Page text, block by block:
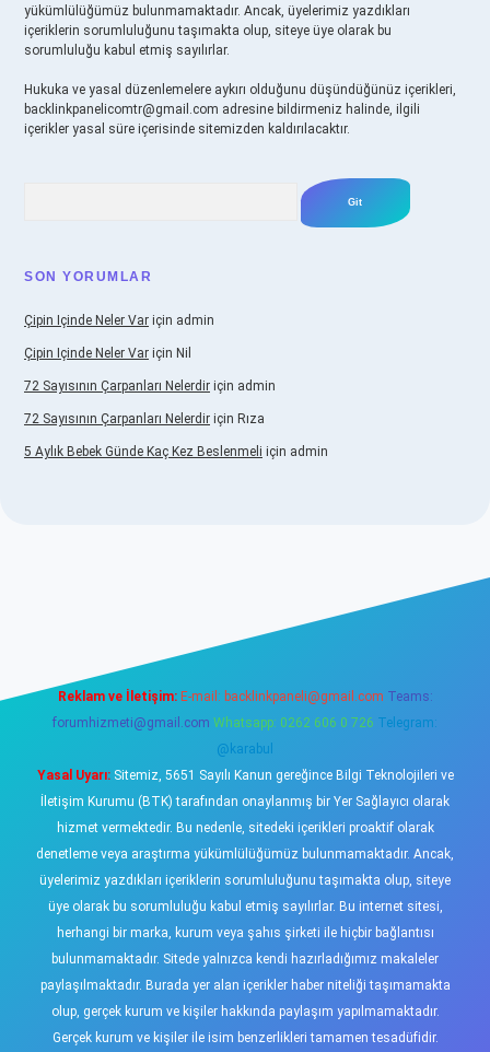
yükümlülüğümüz bulunmamaktadır. Ancak, üyelerimiz yazdıkları
içeriklerin sorumluluğunu taşımakta olup, siteye üye olarak bu
sorumluluğu kabul etmiş sayılırlar.
Hukuka ve yasal düzenlemelere aykırı olduğunu düşündüğünüz içerikleri,
backlinkpanelicomtr@gmail.com adresine bildirmeniz halinde, ilgili
içerikler yasal süre içerisinde sitemizden kaldırılacaktır.
SON YORUMLAR
Çipin Içinde Neler Var için admin
Çipin Içinde Neler Var için Nil
72 Sayısının Çarpanları Nelerdir için admin
72 Sayısının Çarpanları Nelerdir için Rıza
5 Aylık Bebek Günde Kaç Kez Beslenmeli için admin
Reklam ve İletişim: E-mail: backlinkpaneli@gmail.com Teams:
forumhizmeti@gmail.com Whatsapp: 0262 606 0 726 Telegram:
@karabul
Yasal Uyarı:Sitemiz, 5651 Sayılı Kanun gereğince Bilgi Teknolojileri ve
İletişim Kurumu (BTK) tarafından onaylanmış bir Yer Sağlayıcı olarak
hizmet vermektedir. Bu nedenle, sitedeki içerikleri proaktif olarak
denetleme veya araştırma yükümlülüğümüz bulunmamaktadır. Ancak,
üyelerimiz yazdıkları içeriklerin sorumluluğunu taşımakta olup, siteye
üye olarak bu sorumluluğu kabul etmiş sayılırlar. Bu internet sitesi,
herhangi bir marka, kurum veya şahıs şirketi ile hiçbir bağlantısı
bulunmamaktadır. Sitede yalnızca kendi hazırladığımız makaleler
paylaşılmaktadır. Burada yer alan içerikler haber niteliği taşımamakta
olup, gerçek kurum ve kişiler hakkında paylaşım yapılmamaktadır.
Gerçek kurum ve kişiler ile isim benzerlikleri tamamen tesadüfidir.